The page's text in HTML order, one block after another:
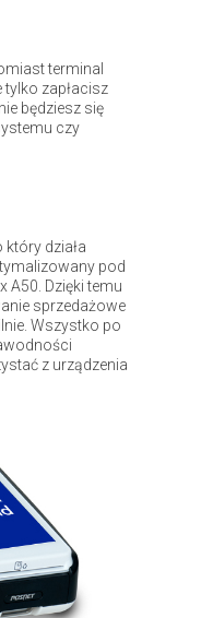
terminal
tylko zapłacisz
będziesz się
czy
działa
pod
A50. Dzięki temu
sprzedażowe
Wszystko po
z urządzenia